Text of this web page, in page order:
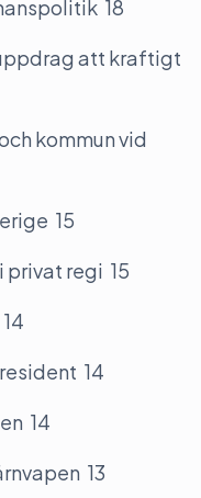
18
att kraftigt
kommun vid
15
privat regi 15
14
14
13